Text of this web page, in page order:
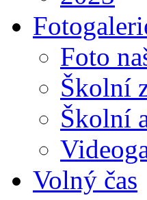
Foto
Školní
Školní
Volný čas